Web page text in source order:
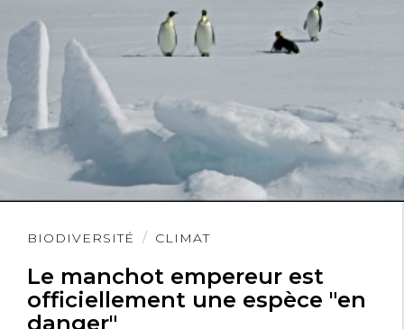
BIODIVERSITÉ CLIMAT
Le manchot empereur est
officiellement une espèce "en
danger"
Lire